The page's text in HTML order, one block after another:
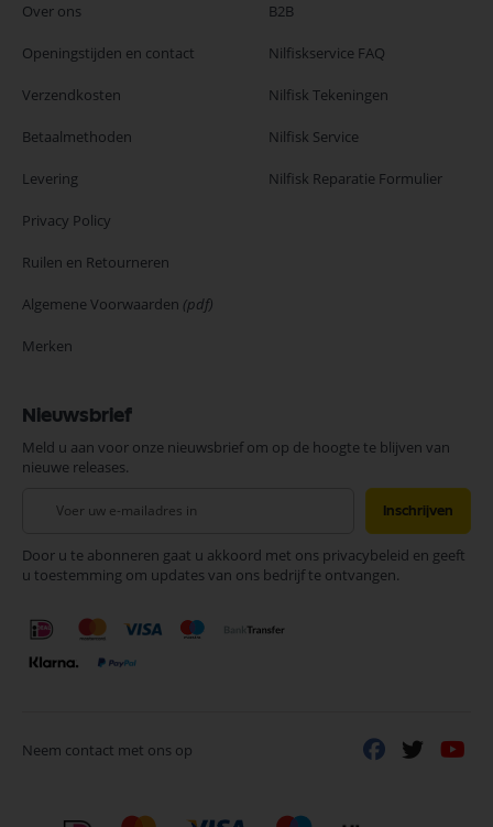
Over ons
Openingstijden en contact
Verzendkosten
Betaalmethoden
Levering
Privacy Policy
Ruilen en Retourneren
Algemene Voorwaarden (pdf)
Merken
B2B
Nilfiskservice FAQ
Nilfisk Tekeningen
Nilfisk Service
Nilfisk Reparatie Formulier
Nieuwsbrief
Meld u aan voor onze nieuwsbrief om op de hoogte te blijven van
nieuwe releases.
onze
nieuwsbrief
Inschrijven
Door u te abonneren gaat u akkoord met ons privacybeleid en geeft
u toestemming om updates van ons bedrijf te ontvangen.
Neem contact met ons op